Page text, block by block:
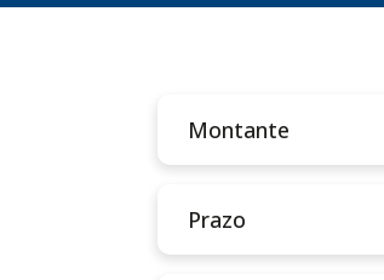
Montante
Prazo